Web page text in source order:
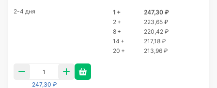
2-4 дня 1 +
247,30 ₽
2 +
223,65 ₽
8 +
220,42 ₽
14 +
217,18 ₽
20 +
213,96 ₽
247,30 ₽